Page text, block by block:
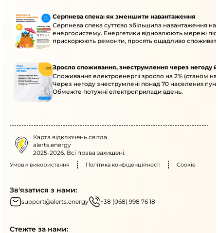
Серпнева спека: як зменшити навантаження
Серпнева спека суттєво збільшила навантаження на
енергосистему. Енергетики відновлюють мережі
прискорюють ремонти, просять ощадливо
Зросло споживання, знеструмлення через негоду
Споживання електроенергії зросло на 2% (станом на
Через негоду знеструмлені понад 70 населених
Обмежте потужні електроприлади вдень.
Карта відключень світла
alerts.energy
2025-2026. Всі права захищені.
Умови використання Політика конфіденційності Cookie
Зв'язатися з нами:
support@alerts.energy +38 (068) 998 76 18
Стежте за нами: